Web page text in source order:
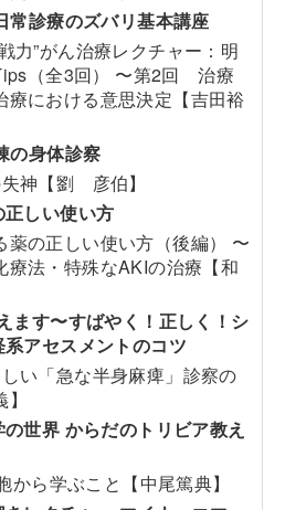
常診療のズバリ基本講座
力”がん治療レクチャー：明
（全3回） 〜第2回 治療
療における意思決定【吉田裕
の身体診察
神【劉 彦伯】
しい使い方
薬の正しい使い方（後編） 〜
療法・特殊なAKIの治療【和
ます〜すばやく！正しく！シ
アセスメントのコツ
い「急な半身麻痺」診察の
世界 からだのトリビア教え
ら学ぶこと【中尾篤典】